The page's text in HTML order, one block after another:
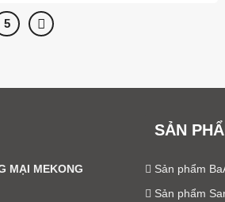
5
MẠI MEKONG
SẢN
Sản phẩm
Sản phẩm